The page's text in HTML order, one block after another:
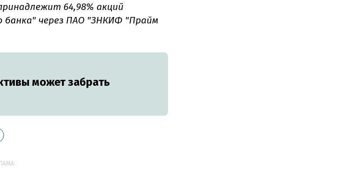
64,98% акций
банка" через ПАО "ЗНКИФ "Прайм
может забрать